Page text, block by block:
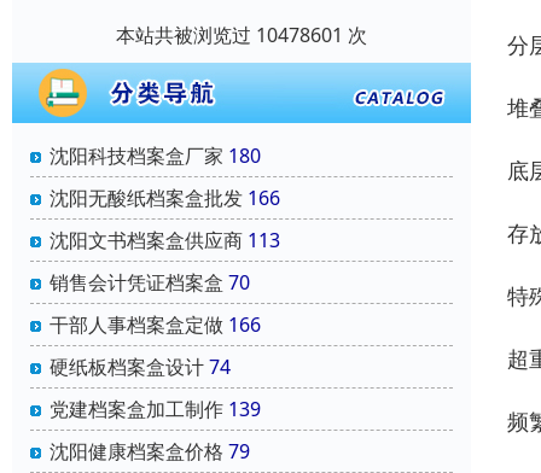
本站共被浏览过 10478601 次
沈阳科技档案盒厂家 180
沈阳无酸纸档案盒批发 166
沈阳文书档案盒供应商 113
销售会计凭证档案盒 70
干部人事档案盒定做 166
硬纸板档案盒设计74
党建档案盒加工制作 139
沈阳健康档案盒价格 79
分
堆
底
存
特
超
频